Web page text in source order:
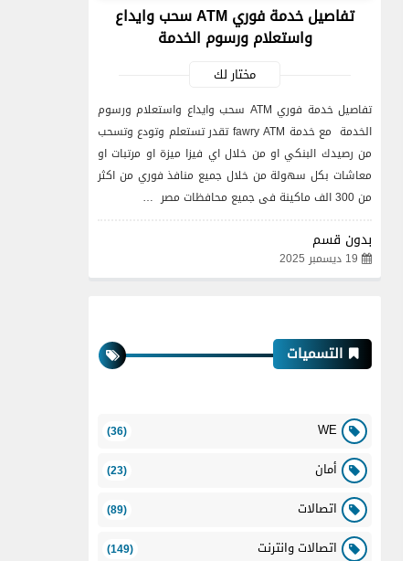
تفاصيل خدمة فوري ATM سحب وايداع
واستعلام ورسوم الخدمة
مختار لك
تفاصيل خدمة فوري ATM سحب وايداع واستعلام ورسوم
الخدمة مع خدمة fawry ATM تقدر تستعلم وتودع وتسحب
من رصيدك البنكي او من خلال اي فيزا ميزة او مرتبات او
معاشات بكل سهولة من خلال جميع منافذ فوري من اكثر
من 300 الف ماكينة فى جميع محافظات مصر …
بدون قسم
19 ديسمبر 2025
التسميات
WE
(36)
أمان (23)
اتصالات (89)
اتصالات وانترنت (149)